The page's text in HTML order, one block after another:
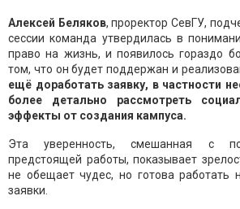
Алексей Беляков, проректор СевГУ,
сессии команда утвердилась в
право на жизнь, и появилось гораздо
том, что он будет поддержан и
ещё доработать заявку, в частности
более детально рассмотреть
эффекты от создания кампуса.
Эта уверенность, смешанная с
предстоящей работы, показывает
не обещает чудес, но готова работать
заявки.